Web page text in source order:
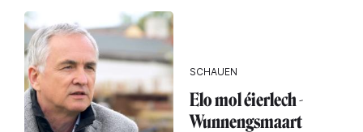
SCHAUEN
Elo mol éierlech -
Wunnengsmaart